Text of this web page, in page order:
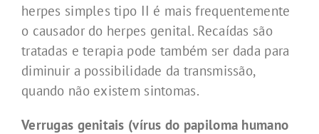
herpes simples tipo II é mais frequentemente
o causador do herpes genital. Recaídas são
tratadas e terapia pode também ser dada para
diminuir a possibilidade da transmissão,
quando não existem sintomas.
Verrugas genitais (vírus do papiloma humano